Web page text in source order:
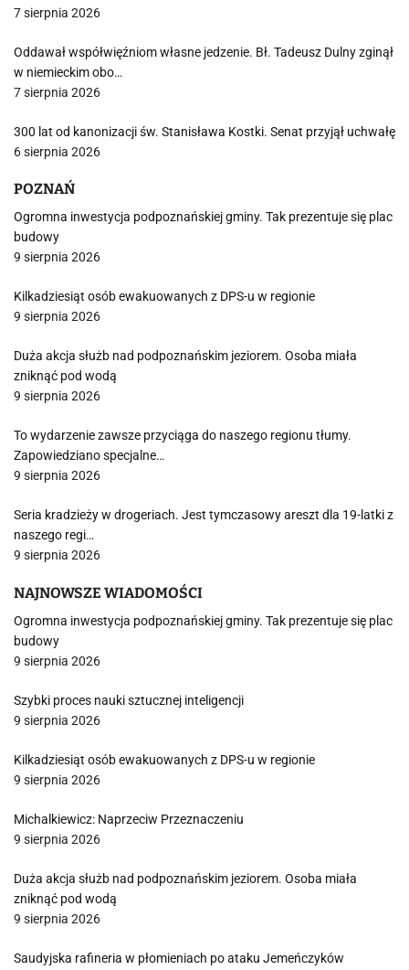
7 sierpnia 2026
Oddawał współwięźniom własne jedzenie. Bł. Tadeusz Dulny zginął
w niemieckim obo…
7 sierpnia 2026
300 lat od kanonizacji św. Stanisława Kostki. Senat przyjął uchwałę
6 sierpnia 2026
POZNAŃ
Ogromna inwestycja podpoznańskiej gminy. Tak prezentuje się plac
budowy
9 sierpnia 2026
Kilkadziesiąt osób ewakuowanych z DPS-u w regionie
9 sierpnia 2026
Duża akcja służb nad podpoznańskim jeziorem. Osoba miała
zniknąć pod wodą
9 sierpnia 2026
To wydarzenie zawsze przyciąga do naszego regionu tłumy.
Zapowiedziano specjalne…
9 sierpnia 2026
Seria kradzieży w drogeriach. Jest tymczasowy areszt dla 19-latki z
naszego regi…
9 sierpnia 2026
NAJNOWSZE WIADOMOŚCI
Ogromna inwestycja podpoznańskiej gminy. Tak prezentuje się plac
budowy
9 sierpnia 2026
Szybki proces nauki sztucznej inteligencji
9 sierpnia 2026
Kilkadziesiąt osób ewakuowanych z DPS-u w regionie
9 sierpnia 2026
Michalkiewicz: Naprzeciw Przeznaczeniu
9 sierpnia 2026
Duża akcja służb nad podpoznańskim jeziorem. Osoba miała
zniknąć pod wodą
9 sierpnia 2026
Saudyjska rafineria w płomieniach po ataku Jemeńczyków